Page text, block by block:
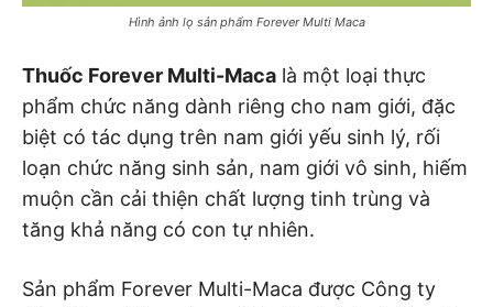
Hình ảnh lọ sản phẩm Forever Multi Maca
Thuốc Forever Multi-Maca là một loại thực
phẩm chức năng dành riêng cho nam giới, đặc
biệt có tác dụng trên nam giới yếu sinh lý, rối
loạn chức năng sinh sản, nam giới vô sinh, hiếm
muộn cần cải thiện chất lượng tinh trùng và
tăng khả năng có con tự nhiên.
Sản phẩm Forever Multi-Maca được Công ty